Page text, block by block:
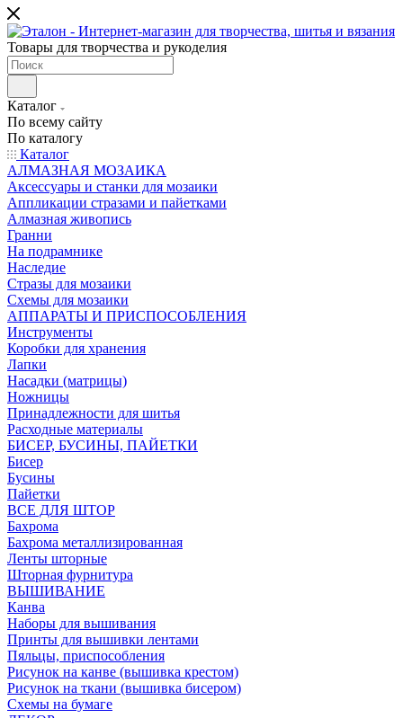
Товары для творчества и рукоделия
Каталог
По всему сайту
По каталогу
Каталог
АЛМАЗНАЯ МОЗАИКА
Аксессуары и станки для мозаики
Аппликации стразами и пайетками
Алмазная живопись
Гранни
На подрамнике
Наследие
Стразы для мозаики
Схемы для мозаики
АППАРАТЫ И ПРИСПОСОБЛЕНИЯ
Инструменты
Коробки для хранения
Лапки
Насадки (матрицы)
Ножницы
Принадлежности для шитья
Расходные материалы
БИСЕР, БУСИНЫ, ПАЙЕТКИ
Бисер
Бусины
Пайетки
ВСЕ ДЛЯ ШТОР
Бахрома
Бахрома металлизированная
Ленты шторные
Шторная фурнитура
ВЫШИВАНИЕ
Канва
Наборы для вышивания
Принты для вышивки лентами
Пяльцы, приспособления
Рисунок на канве (вышивка крестом)
Рисунок на ткани (вышивка бисером)
Схемы на бумаге